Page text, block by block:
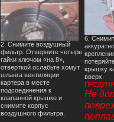
2. Снимите воздушный
фильтр. Отверните четыре
гайки ключом «на 8»,
отверткой ослабьте хомут
шланга вентиляции
картера в месте
подсоединения к
клапанной крышке и
снимите корпус
воздушного фильтра.
6.
крышку
вверх.
Не